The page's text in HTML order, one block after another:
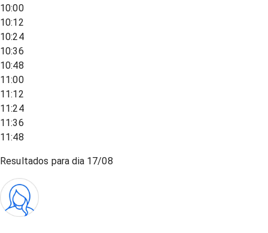
10:00
10:12
10:24
10:36
10:48
11:00
11:12
11:24
11:36
11:48
Resultados para dia 17/08